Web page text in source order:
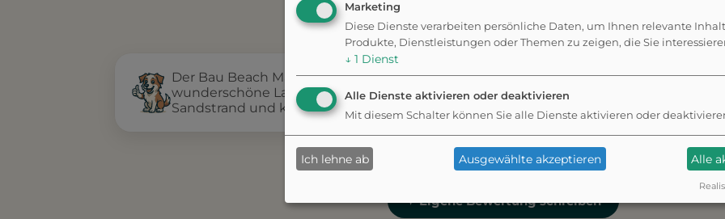
Der Bau Beach Maccarese bietet eine
wunderschöne Lage direkt am Meer mit feinem
Sandstrand und klarem Wasser.
könnten etwas höher sein.
✦ Eigene Bewertung schreiben
Marketing
Diese Dienste verarbeiten persönliche Daten, um Ihnen relevante
Produkte, Dienstleistungen oder Themen zu zeigen, die Sie
↓ 1 Dienst
Alle Dienste aktivieren oder deaktivieren
Mit diesem Schalter können Sie alle Dienste aktivieren oder
Ich lehne ab Ausgewählte akzeptieren Alle